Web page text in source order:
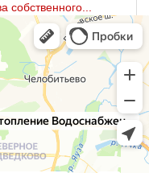
собственного...